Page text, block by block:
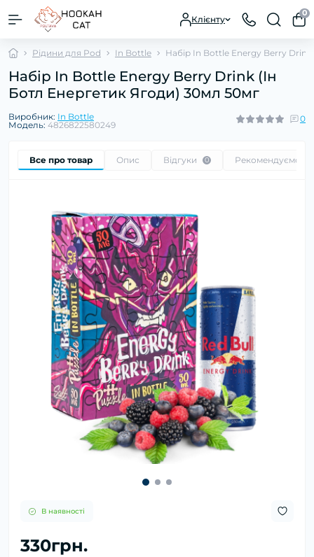
Клієнту
0
Рідини для Pod In Bottle Набір In Bottle Energy Berry Drink
Набір In Bottle Energy Berry Drink (Ін
Ботл Енергетик Ягоди) 30мл 50мг
Виробник: In Bottle
Модель: 4826822580249
0
Все про товар Опис Відгуки 0 Рекомендуємо
В наявності
330грн.